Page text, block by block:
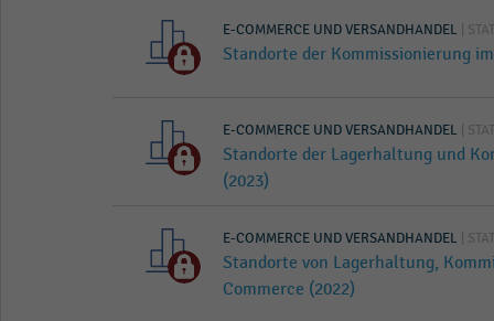
E-COMMERCE UND VERSANDHANDEL |
Standorte der Kommissionierung
E-COMMERCE UND VERSANDHANDEL |
Standorte der Lagerhaltung und
(2023)
E-COMMERCE UND VERSANDHANDEL |
Standorte von Lagerhaltung,
Commerce (2022)